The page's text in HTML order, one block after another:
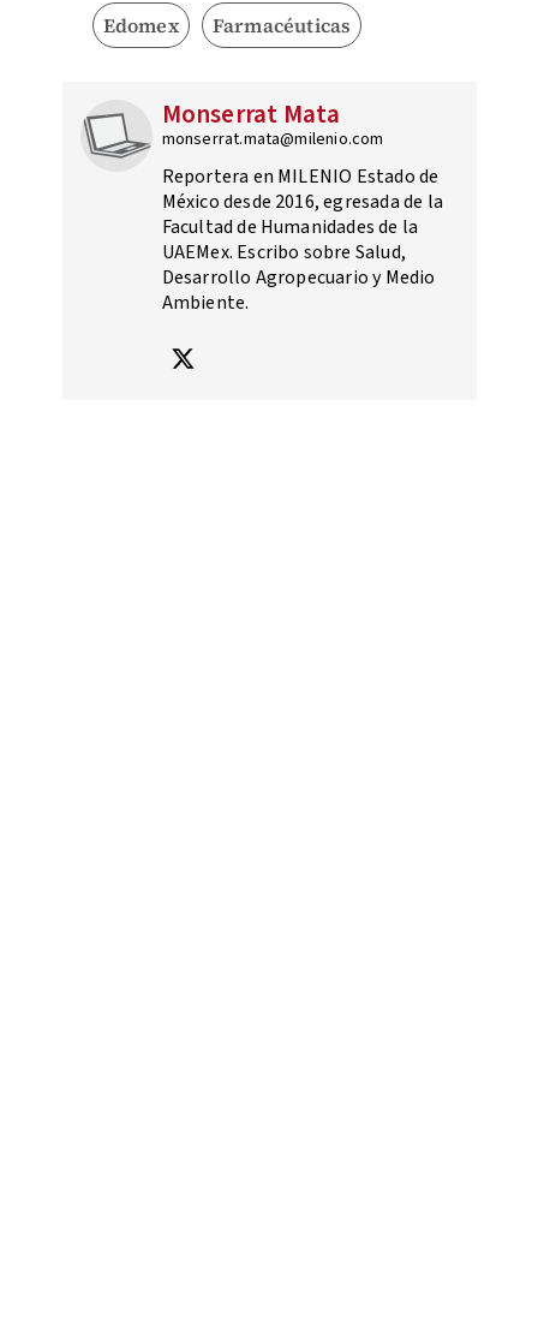
Edomex Farmacéuticas
Monserrat Mata
monserrat.mata@milenio.com
Reportera en MILENIO Estado de
México desde 2016, egresada de la
Facultad de Humanidades de la
UAEMex. Escribo sobre Salud,
Desarrollo Agropecuario y Medio
Ambiente.